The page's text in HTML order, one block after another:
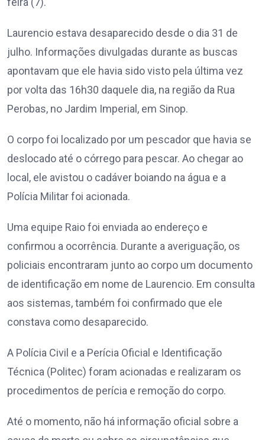
Laurencio estava desaparecido desde o dia 31 de
julho. Informações divulgadas durante as buscas
apontavam que ele havia sido visto pela última vez
por volta das 16h30 daquele dia, na região da Rua
Perobas, no Jardim Imperial, em Sinop.
O corpo foi localizado por um pescador que havia se
deslocado até o córrego para pescar. Ao chegar ao
local, ele avistou o cadáver boiando na água e a
Polícia Militar foi acionada.
Uma equipe Raio foi enviada ao endereço e
confirmou a ocorrência. Durante a averiguação, os
policiais encontraram junto ao corpo um documento
de identificação em nome de Laurencio. Em consulta
aos sistemas, também foi confirmado que ele
constava como desaparecido.
A Polícia Civil e a Perícia Oficial e Identificação
Técnica (Politec) foram acionadas e realizaram os
procedimentos de perícia e remoção do corpo.
Até o momento, não há informação oficial sobre a